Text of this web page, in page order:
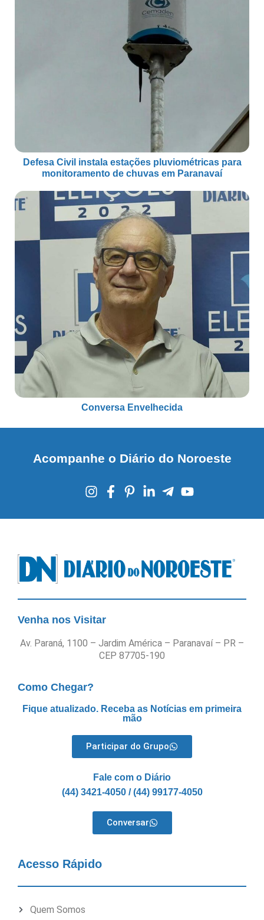
Defesa Civil instala estações pluviométricas para
monitoramento de chuvas em Paranavaí
Conversa Envelhecida
Acompanhe o Diário do Noroeste
Venha nos Visitar
Av. Paraná, 1100 – Jardim América – Paranavaí – PR –
CEP 87705-190
Como Chegar?
Fique atualizado. Receba as Notícias em primeira
mão
Participar do Grupo
Fale com o Diário
(44) 3421-4050 / (44) 99177-4050
Conversar
Acesso Rápido
Quem Somos